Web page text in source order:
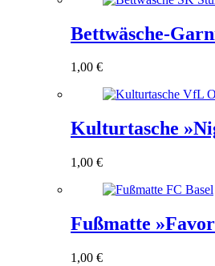
Bettwäsche-
1,00 €
Kulturtasche
1,00 €
Fußmatte
1,00 €